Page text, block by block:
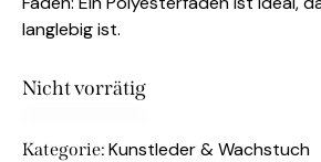
langlebig ist.
Nicht vorrätig
Kategorie: Kunstleder & Wachstuch